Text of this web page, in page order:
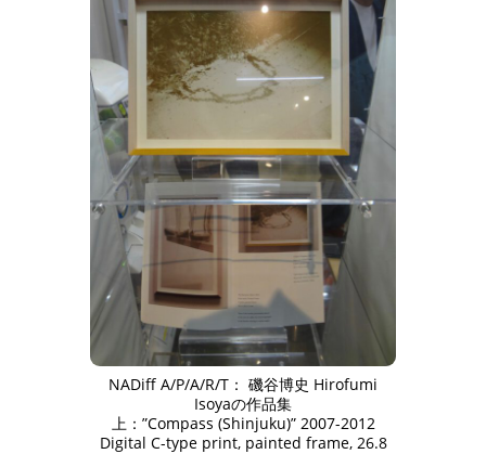
NADiff A/P/A/R/T： 磯谷博史 Hirofumi
Isoyaの作品集
上：”Compass (Shinjuku)” 2007-2012
Digital C-type print, painted frame, 26.8